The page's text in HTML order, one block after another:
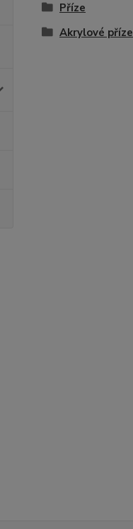
Příze
Akrylové příze